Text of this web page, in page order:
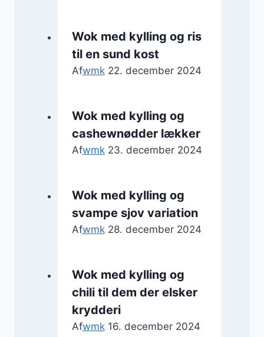
Wok med kylling og ris
til en sund kost
Afwmk 22. december 2024
Wok med kylling og
cashewnødder lækker
Afwmk 23. december 2024
Wok med kylling og
svampe sjov variation
Afwmk 28. december 2024
Wok med kylling og
chili til dem der elsker
krydderi
Afwmk 16. december 2024